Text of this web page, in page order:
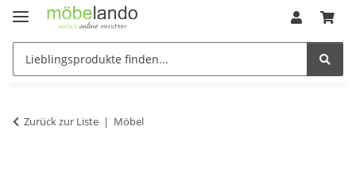
Zurück zur Liste Möbel